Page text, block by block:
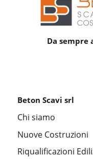
Da sempre
Beton Scavi srl
Chi siamo
Nuove Costruzioni
Riqualificazioni